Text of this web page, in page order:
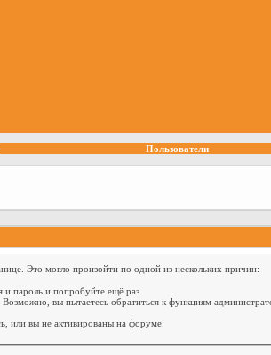
Пользователи
Это могло произойти по одной из нескольких причин:
пароль и попробуйте ещё раз.
вы пытаетесь обратиться к функциям
или вы не активированы на форуме.